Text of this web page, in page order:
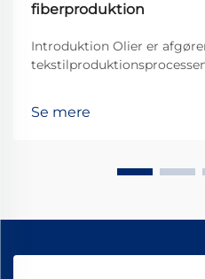
fiberproduktion
Introduktion Olier er
forskellige typer, der findes,
Se mere